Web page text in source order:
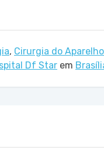
, Cirurgia do
Df Star em